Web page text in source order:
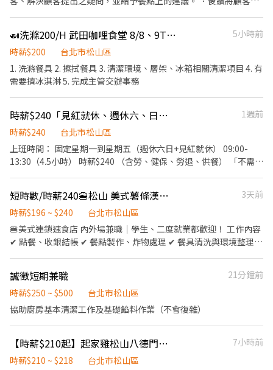
服、員工餐、團體保險、不定期員工聚餐。 ​📩 加入我們 ​如果你對環
境有堅持，或想體驗新型態的餐飲工作，歡迎跟我們聊聊！
負責結帳、收銀等工作。 餐飲內場： ．擔任廚師的助手，處理烹飪
前與烹飪中之準備工作與其他餐廳相關事務。 ．負責洗、剝、削、
切各種食材。 ．負責清理工作環境、設備和餐具。 ．準備不同餐點
所需要的食材。 ．協助測量食材的容量與重量。 ．負責擺盤、打包
🍛洗滌200/H 武田咖哩食堂 8/8、9TORIAEZU CURRY
5小時前
時薪$200
台北市松山區
1. 洗滌餐具 2. 擦拭餐具 3. 清潔環境、層架、冰箱相關清潔項目 4. 有
需要擠冰淇淋 5. 完成主管交辦事務
時薪$240「見紅就休、週休六、日、不需排班」
1週前
時薪$240
台北市松山區
上班時間： 固定星期一到星期五（週休六日+見紅就休） 09:00-
13:30（4.5小時） 時薪$240 （含勞、健保、勞退、供餐） 「不需排
比較不適合哦
短時數/時薪240🍔松山 美式薯條漢堡堡🍔免輪班/無經驗可
3天前
時薪$196 ~ $240
台北市松山區
🍔美式連鎖速食店 內外場兼職｜學生、二度就業都歡迎！ 工作內容
✔ 點餐、收銀結帳 ✔ 餐點製作、炸物處理 ✔ 餐具清洗與環境整理
00:00後另享每小時55元夜班津貼 缺額點店: 001 台北民生 晚班
17:00–20:00 ×2、小夜班 22:00–02:00 ×2 109 台北民權 晚班
17:00–20:00 ×2 302 台北南京二 早班 11:00–14:00 ×2、晚班
135號 109 台北民權：台北市松山區民權東路三段128號1樓 302 台
北南京二：台北市松山區南京東路五段162號1樓 527 台北南京六：
誠徵短期兼職
21分鐘前
時薪$250 ~ $500
台北市松山區
協助廚房基本清潔工作及基礎餡料作業（不會復雜）
【時薪$210起】起家雞松山八德門市-長期兼職
7小時前
時薪$210 ~ $218
台北市松山區